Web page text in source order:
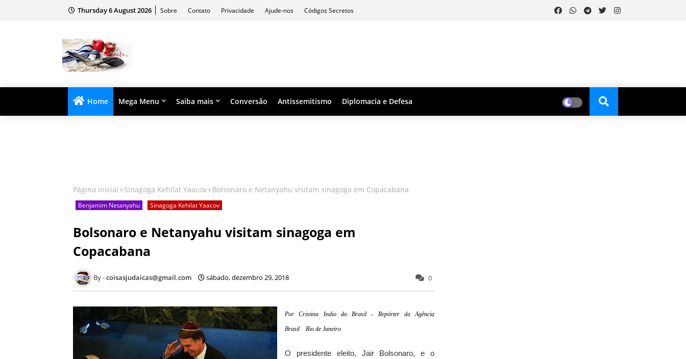
Thursday 6 August 2026 Sobre Contato Privacidade Ajude-nos Códigos Secretos
Home Mega Menu Saiba mais Conversão Antissemitismo Diplomacia e Defesa
Página inicial Sinagoga Kehilat Yaacov Bolsonaro e Netanyahu visitam sinagoga em Copacabana
Benjamim Netanyahu Sinagoga Kehilat Yaacov
Bolsonaro e Netanyahu visitam sinagoga em
Copacabana
coisasjudaicas@gmail.com sábado, dezembro 29, 2018 0
PorCristina Indio do Brasil - Repórter da Agência
Brasil Rio de Janeiro
O presidente eleito, Jair Bolsonaro, e o